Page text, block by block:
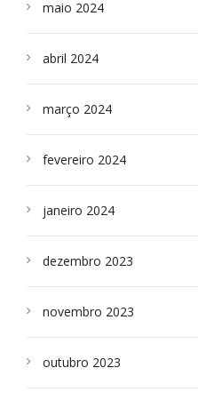
maio 2024
abril 2024
março 2024
fevereiro 2024
janeiro 2024
dezembro 2023
novembro 2023
outubro 2023